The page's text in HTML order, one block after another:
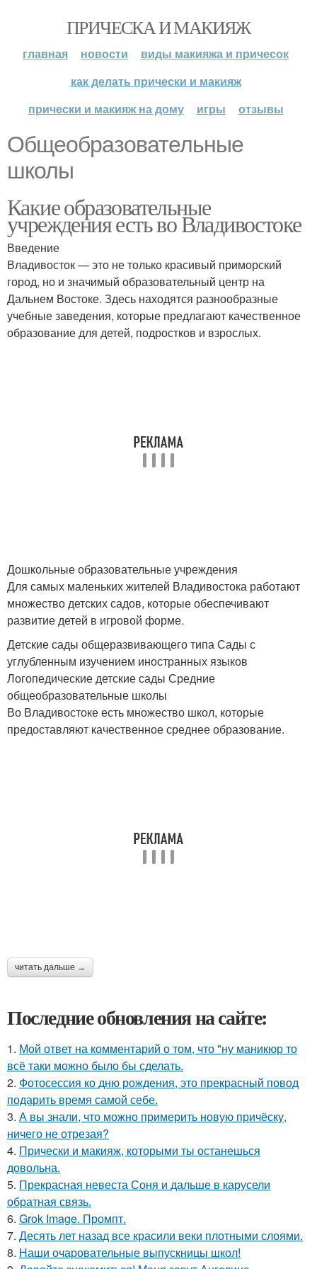
ПРИЧЕСКА И МАКИЯЖ
главная новости
виды макияжа и причесок
как делать прически и макияж
прически и макияж на дому
игры отзывы
Общеобразовательные
школы
Какие образовательные
учреждения есть во Владивостоке
Введение
Владивосток — это не только красивый приморский
город, но и значимый образовательный центр на
Дальнем Востоке. Здесь находятся разнообразные
учебные заведения, которые предлагают качественное
образование для детей, подростков и взрослых.
Дошкольные образовательные учреждения
Для самых маленьких жителей Владивостока работают
множество детских садов, которые обеспечивают
развитие детей в игровой форме.
Детские сады общеразвивающего типа Сады с
углубленным изучением иностранных языков
Логопедические детские сады Средние
общеобразовательные школы
Во Владивостоке есть множество школ, которые
предоставляют качественное среднее образование.
читать дальше →
Последние обновления на сайте:
1. Мой ответ на комментарий о том, что "ну маникюр то
всё таки можно было бы сделать.
2. Фотосессия ко дню рождения, это прекрасный повод
подарить время самой себе.
3. А вы знали, что можно примерить новую причёску,
ничего не отрезая?
4. Прически и макияж, которыми ты останешься
довольна.
5. Прекрасная невеста Соня и дальше в карусели
обратная связь.
6. Grok Image. Промпт.
7. Десять лет назад все красили веки плотными слоями.
8. Наши очаровательные выпускницы школ!